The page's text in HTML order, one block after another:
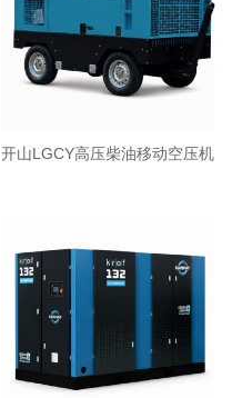
开山LGCY高压柴油移动空压机